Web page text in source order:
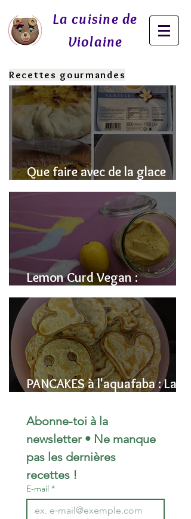
La cuisine de
Violaine
Recettes gourmandes
Que faire avec de la glace
fondue? J'ai la SOLUTION!
Lemon Curd Vegan :
L'alternative saine aux pois
chiches
PANCAKES à l'aquafaba : La
Moelleuse (Sans Œufs)
Abonne-toi à la
newsletter • Ne manque
pas les dernières
recettes !
E-mail *